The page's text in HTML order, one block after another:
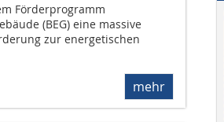
Förderprogramm
(BEG) eine massive
zur energetischen
mehr